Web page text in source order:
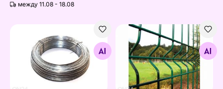
между 11.08 - 18.08
Оцинкованная натяжная проволока 2,5 мм, 100м
Найдите похожие
Заборная панель 3D
Найдите похожие